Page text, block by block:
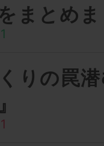
まとめ
くりの罠